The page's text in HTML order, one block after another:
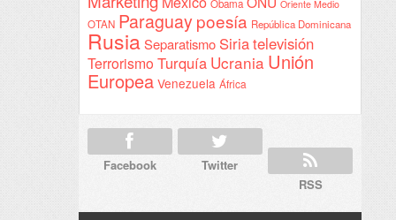
Obama Oriente Medio
OTAN Paraguay poesía República Dominicana
Rusia Separatismo Siriatelevisión
Terrorismo Turquía Ucrania Unión
Europea Venezuela África
Facebook
Twitter
RSS